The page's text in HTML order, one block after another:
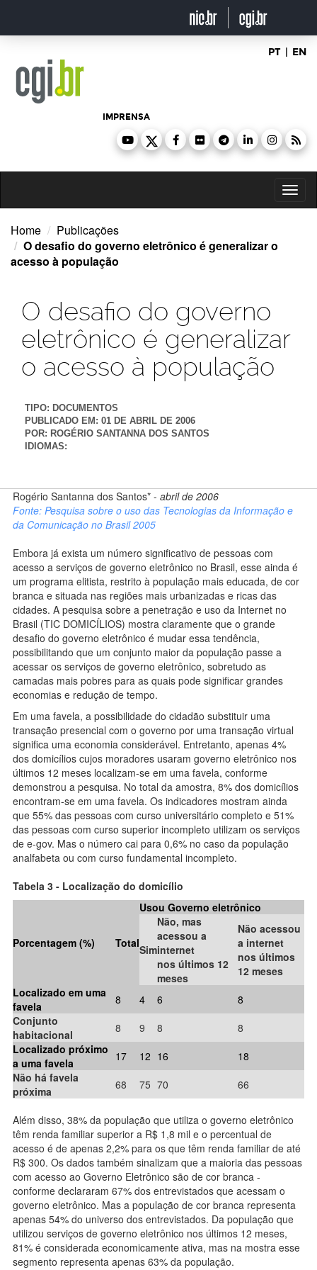
o
PT | EN
IMPRENSA
Home
Publicações
O desafio do governo eletrônico é generalizar o
acesso à população
O desafio do governo
eletrônico é generalizar
o acesso à população
TIPO: DOCUMENTOS
PUBLICADO EM: 01 DE ABRIL DE 2006
POR: ROGÉRIO SANTANNA DOS SANTOS
IDIOMAS:
Rogério Santanna dos Santos* - abril de 2006
Fonte: Pesquisa sobre o uso das Tecnologias da Informação e
da Comunicação no Brasil 2005
Embora já exista um número significativo de pessoas com
acesso a serviços de governo eletrônico no Brasil, esse ainda é
um programa elitista, restrito à população mais educada, de cor
branca e situada nas regiões mais urbanizadas e ricas das
cidades. A pesquisa sobre a penetração e uso da Internet no
Brasil (TIC DOMICÍLIOS) mostra claramente que o grande
desafio do governo eletrônico é mudar essa tendência,
possibilitando que um conjunto maior da população passe a
acessar os serviços de governo eletrônico, sobretudo as
camadas mais pobres para as quais pode significar grandes
economias e redução de tempo.
Em uma favela, a possibilidade do cidadão substituir uma
transação presencial com o governo por uma transação virtual
significa uma economia considerável. Entretanto, apenas 4%
dos domicílios cujos moradores usaram governo eletrônico nos
últimos 12 meses localizam-se em uma favela, conforme
demonstrou a pesquisa. No total da amostra, 8% dos domicílios
encontram-se em uma favela. Os indicadores mostram ainda
que 55% das pessoas com curso universitário completo e 51%
das pessoas com curso superior incompleto utilizam os serviços
de e-gov. Mas o número cai para 0,6% no caso da população
analfabeta ou com curso fundamental incompleto.
Tabela 3 - Localização do domicílio
Porcentagem (%) Total
Usou Governo eletrônico
Sim
Não, mas
acessou a
internet
nos últimos 12
meses
Não acessou
a internet
nos últimos
12 meses
Localizado em uma
favela
8 4 6
8
Conjunto
habitacional
8 9 8
8
Localizado próximo
a uma favela
17 12 16
18
Não há favela
próxima
68 75 70 66
Além disso, 38% da população que utiliza o governo eletrônico
têm renda familiar superior a R$ 1,8 mil e o percentual de
acesso é de apenas 2,2% para os que têm renda familiar de até
R$ 300. Os dados também sinalizam que a maioria das pessoas
com acesso ao Governo Eletrônico são de cor branca -
conforme declararam 67% dos entrevistados que acessam o
governo eletrônico. Mas a população de cor branca representa
apenas 54% do universo dos entrevistados. Da população que
utilizou serviços de governo eletrônico nos últimos 12 meses,
81% é considerada economicamente ativa, mas na mostra esse
segmento representa apenas 63% da população.